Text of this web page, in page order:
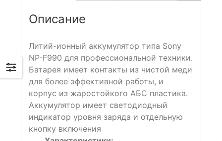
Описание
Литий-ионный аккумулятор типа Sony
NP-F990 для профессиональной техники.
Батарея имеет контакты из чистой меди
для более эффективной работы, и
корпус из жаростойкого АБС пластика.
Аккумулятор имеет светодиодный
индикатор уровня заряда и отдельную
кнопку включения